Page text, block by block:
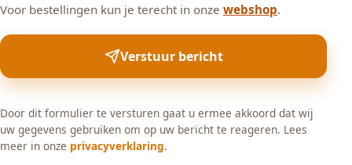
Voor bestellingen kun je terecht in onze webshop.
Verstuur bericht
Door dit formulier te versturen gaat u ermee akkoord dat wij
uw gegevens gebruiken om op uw bericht te reageren. Lees
meer in onze privacyverklaring.